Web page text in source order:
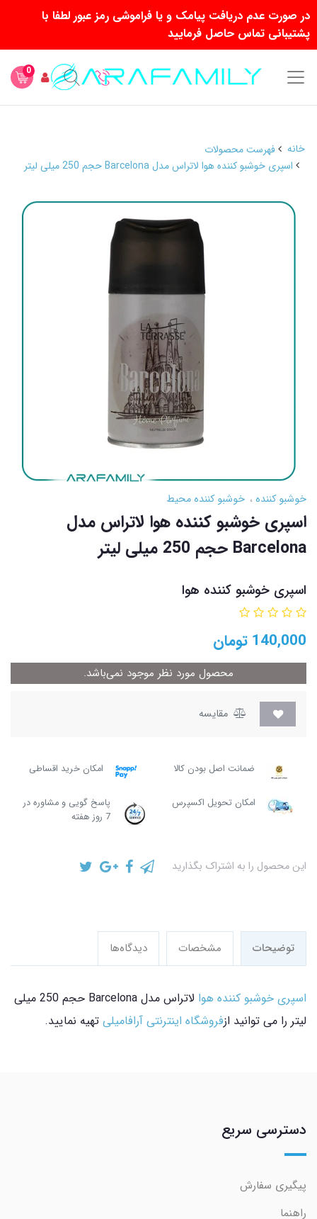
در صورت عدم دریافت پیامک و یا فراموشی رمز عبور لطفا با
پشتیبانی تماس حاصل فرمایید
0
خانه
فهرست محصولات
اسپری خوشبو کننده هوا لاتراس مدل Barcelona حجم 250 میلی لیتر
خوشبو کننده خوشبو کننده محیط
اسپری خوشبو کننده هوا لاتراس مدل
Barcelona حجم 250 میلی لیتر
اسپری خوشبو کننده هوا
140,000 تومان
محصول مورد نظر موجود نمی‌باشد.
مقایسه
ضمانت اصل بودن کالا امکان خرید اقساطی
امکان تحویل اکسپرس
پاسخ گویی و مشاوره در
7 روز هفته
این محصول را به اشتراک بگذارید
توضیحات مشخصات دیدگاه‌ها
اسپری خوشبو کننده هوا
لاتراس مدل Barcelona حجم 250 میلی
لیتر را می توانید ازفروشگاه اینترنتی آرافامیلی تهیه نمایید.
دسترسی سریع
پیگیری سفارش
راهنما